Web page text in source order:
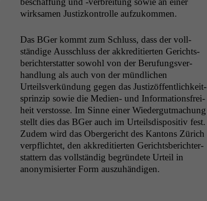
wirk­samen Jus­tizkon­trolle aufzukommen.
Das BGer kommt zum Schluss, dass der voll­
ständi­ge Auss­chluss der akkred­i­tierten Gerichts­
berichter­stat­ter sowohl von der Beru­fungsver­
hand­lung als auch von der mündlichen
Urteilsverkün­dung gegen das Jus­tizöf­fentlichkeit­
sprinzip sowie die Medi­en- und Infor­ma­tions­frei­
heit ver­stosse. Im Sinne ein­er Wiedergut­machung
stellt dies das BGer auch im Urteils­dis­pos­i­tiv fest.
Zudem wird das Oberg­ericht des Kan­tons Zürich
verpflichtet, den akkred­i­tierten Gerichts­berichter­
stat­tern das voll­ständig begrün­dete Urteil in
anonymisiert­er Form auszuhändigen.